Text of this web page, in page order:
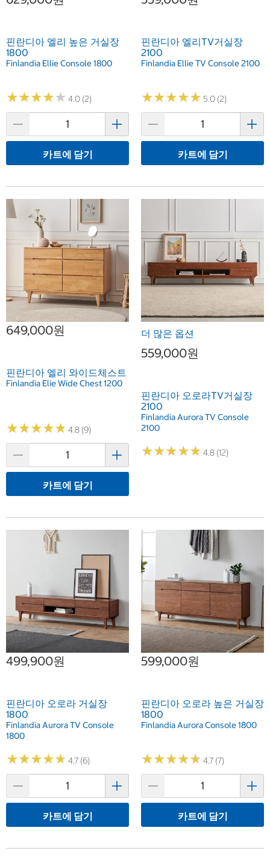
핀란디아 엘리 높은 거실장
1800
Finlandia Ellie Console 1800
★★★★★
★★★★★ 4.0 (2)
카트에 담기
핀란디아 엘리TV거실장
2100
Finlandia Ellie TV Console 2100
★★★★★
★★★★★ 5.0 (2)
카트에 담기
649,000원
핀란디아 엘리 와이드체스트
Finlandia Elie Wide Chest 1200
★★★★★
★★★★★ 4.8 (9)
카트에 담기
더 많은 옵션
559,000원
핀란디아 오로라TV거실장
2100
Finlandia Aurora TV Console
2100
★★★★★
★★★★★ 4.8 (12)
499,900원
핀란디아 오로라 거실장
1800
Finlandia Aurora TV Console
1800
★★★★★
★★★★★ 4.7 (6)
카트에 담기
599,000원
핀란디아 오로라 높은 거실장
1800
Finlandia Aurora Console 1800
★★★★★
★★★★★ 4.7 (7)
카트에 담기